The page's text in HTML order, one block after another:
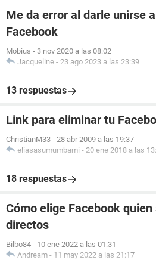
Me da error al darle unirse
Facebook
Mobius - 3 nov 2020 a las 08:02
Jacqueline - 23 ago 2023 a las 23:39
13 respuestas
Link para eliminar tu
ChristianM33 - 28 abr 2009 a las 19:37
eliasasumumbami - 20 ene 2018 a las
18 respuestas
Cómo elige Facebook
directos
Bilbo84 - 10 ene 2022 a las 01:31
Andream - 11 may 2022 a las 21:17